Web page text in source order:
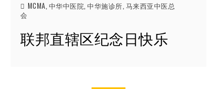
MCMA, 中华中医院,中华施诊所, 马来西亚中医总
会
联邦直辖区纪念日快乐